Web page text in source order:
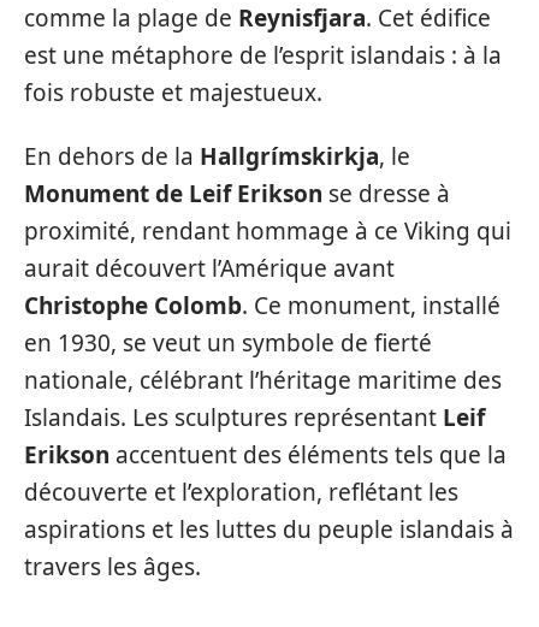
comme la plage de Reynisfjara. Cet édifice
est une métaphore de l’esprit islandais : à la
fois robuste et majestueux.
En dehors de la Hallgrímskirkja, le
Monument de Leif Erikson se dresse à
proximité, rendant hommage à ce Viking qui
aurait découvert l’Amérique avant
Christophe Colomb. Ce monument, installé
en 1930, se veut un symbole de fierté
nationale, célébrant l’héritage maritime des
Islandais. Les sculptures représentant Leif
Erikson accentuent des éléments tels que la
découverte et l’exploration, reflétant les
aspirations et les luttes du peuple islandais à
travers les âges.